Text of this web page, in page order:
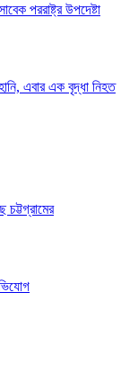
পররাষ্ট্র উপদেষ্টা
এবার এক বৃদ্ধা নিহত
চট্টগ্রামের